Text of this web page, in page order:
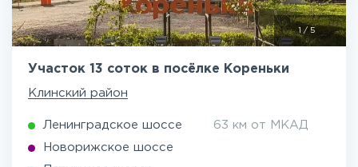
/ 5
Участок 13 соток в посёлке Кореньки
Клинский район
Ленинградское шоссе 63 км от МКАД
Новорижское шоссе